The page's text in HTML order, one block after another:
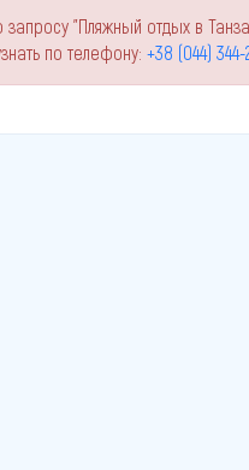
"Пляжный отдых в
по телефону: +38 (044) 344-